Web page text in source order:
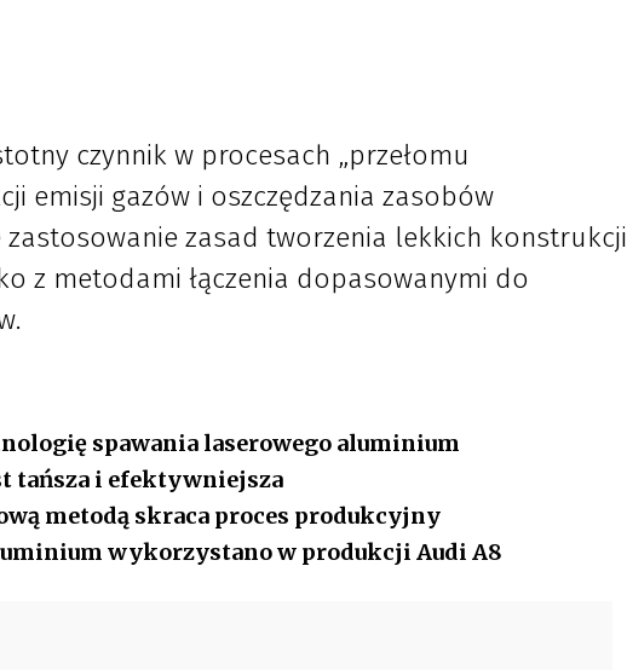
czynnik w procesach „przełomu
emisji gazów i oszczędzania zasobów
zasad tworzenia lekkich konstrukcji
z metodami łączenia dopasowanymi do
spawania laserowego aluminium
tańsza i efektywniejsza
metodą skraca proces produkcyjny
wykorzystano w produkcji Audi A8